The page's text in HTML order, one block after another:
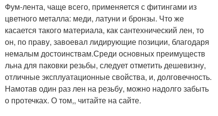
Фум-лента, чаще всего, применяется с фитингами из
цветного металла: меди, латуни и бронзы. Что же
касается такого материала, как сантехнический лен, то
он, по праву, завоевал лидирующие позиции, благодаря
немалым достоинствам.Среди основных преимуществ
льна для паковки резьбы, следует отметить дешевизну,
отличные эксплуатационные свойства, и, долговечность.
Намотав один раз лен на резьбу, можно надолго забыть
о протечках. О том,, читайте на сайте.